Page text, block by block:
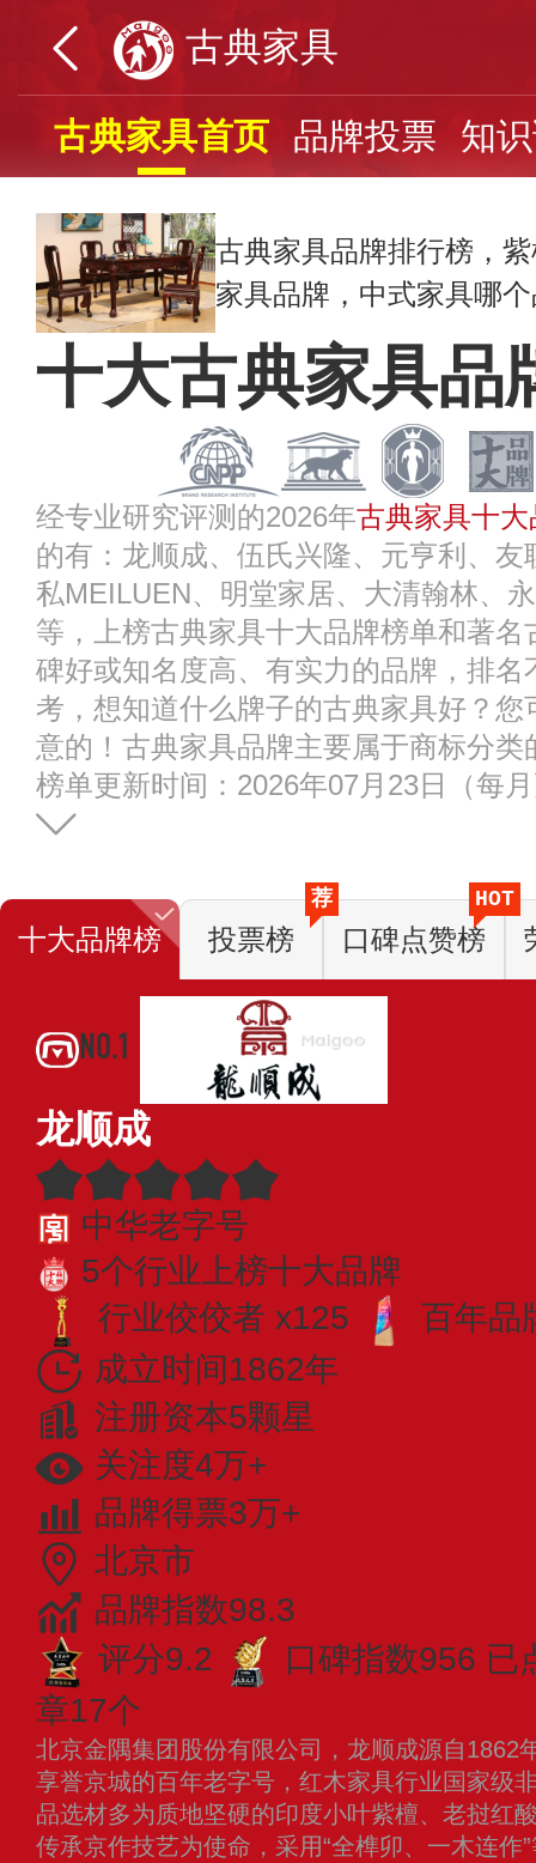
古典家具
古典家具首页 品牌投票 知
古典家具品牌排行榜，
家具品牌，中式家具哪
十大古典家具品
经专业研究评测的2026年古典家具十
的有：龙顺成、伍氏兴隆、元亨利、
私MEILUEN、明堂家居、大清翰林、
等，上榜古典家具十大品牌榜单和著
碑好或知名度高、有实力的品牌，排
考，想知道什么牌子的古典家具好？
意的！古典家具品牌主要属于商标分类
榜单更新时间：2026年07月23日（每
十大品牌榜 投票榜
荐
口碑点赞榜
HOT
NO.1
龙顺成
中华老字号
5个行业上榜十大品牌
行业佼佼者 x125
百年品
成立时间1862年
注册资本5颗星
关注度4万+
品牌得票3万+
北京市
品牌指数98.3
评分9.2
口碑指数956 已
章17个
北京金隅集团股份有限公司，龙顺成源自1862
享誉京城的百年老字号，红木家具行业国家级
品选材多为质地坚硬的印度小叶紫檀、老挝红
传承京作技艺为使命，采用“全榫卯、一木连作